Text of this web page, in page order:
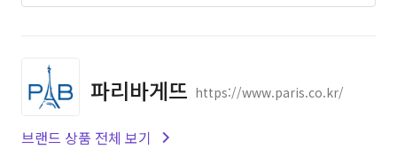
파리바게뜨 https://www.paris.co.kr/
브랜드 상품 전체 보기